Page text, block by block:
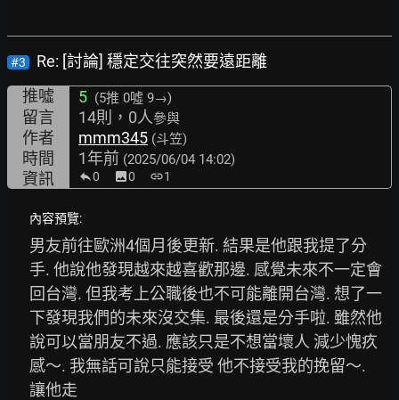
#3
Re: [討論] 穩定交往突然要遠距離
推噓
5 (5推 0噓 9→)
留言 14則，0人參與
作者 mmm345 (斗笠)
時間 1年前 (2025/06/04 14:02)
資訊 0 image0 link1
內容預覽:
男友前往歐洲4個月後更新. 結果是他跟我提了分
手. 他說他發現越來越喜歡那邊. 感覺未來不一定會
回台灣. 但我考上公職後也不可能離開台灣. 想了一
下發現我們的未來沒交集. 最後還是分手啦. 雖然他
說可以當朋友不過. 應該只是不想當壞人 減少愧疚
感～. 我無話可說只能接受 他不接受我的挽留～.
讓他走